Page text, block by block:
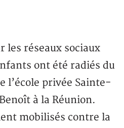
les réseaux sociaux
ont été radiés du
l’école privée Sainte-
à la Réunion.
mobilisés contre la